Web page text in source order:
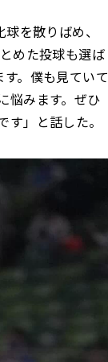
を散りばめ、
めた投球も選ば
。僕も見ていて
悩みます。ぜひ
」と話した。